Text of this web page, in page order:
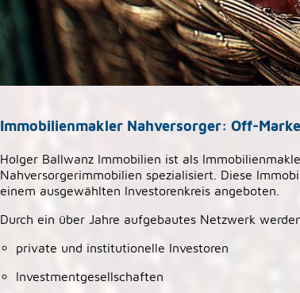
Immobilienmakler Nahversorger: Off-
Holger Ballwanz Immobilien ist als
Nahversorgerimmobilien spezialisiert. Diese
einem ausgewählten Investorenkreis angeboten.
Durch ein über Jahre aufgebautes Netzwerk
private und institutionelle Investoren
Investmentgesellschaften